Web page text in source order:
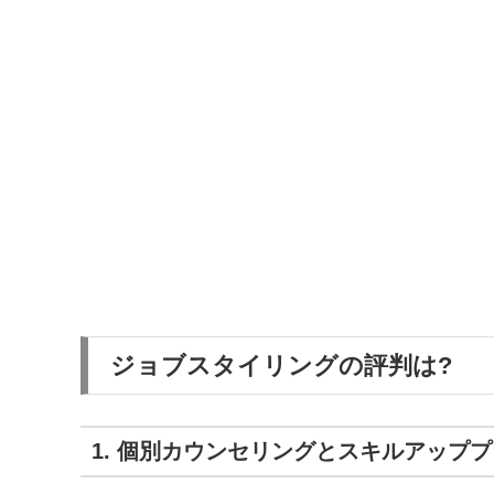
ジョブスタイリングの評判は?
1. 個別カウンセリングとスキルアップ